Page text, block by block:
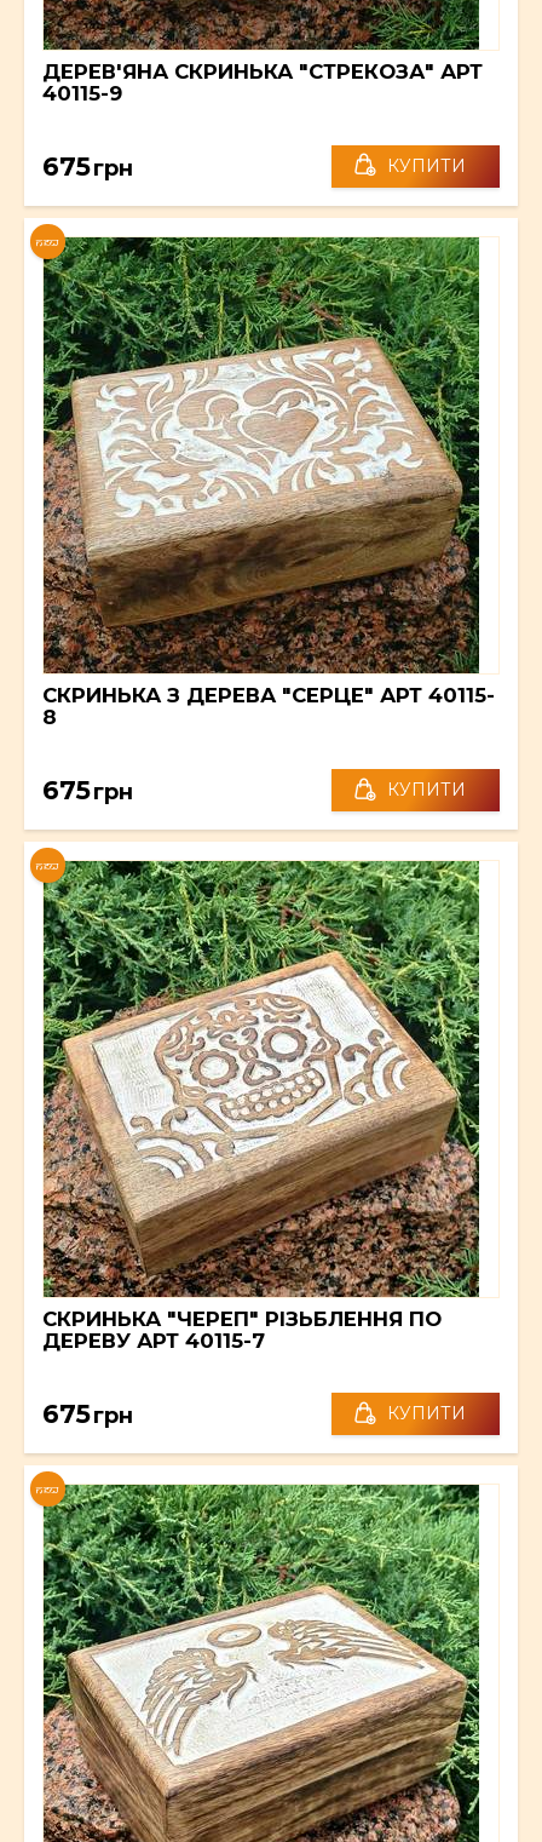
ДЕРЕВ'ЯНА СКРИНЬКА "СТРЕКОЗА" АРТ
40115-9
675грн КУПИТИ
NEW
СКРИНЬКА З ДЕРЕВА "СЕРЦЕ" АРТ 40115-
8
675грн КУПИТИ
NEW
СКРИНЬКА "ЧЕРЕП" РІЗЬБЛЕННЯ ПО
ДЕРЕВУ АРТ 40115-7
675грн КУПИТИ
NEW